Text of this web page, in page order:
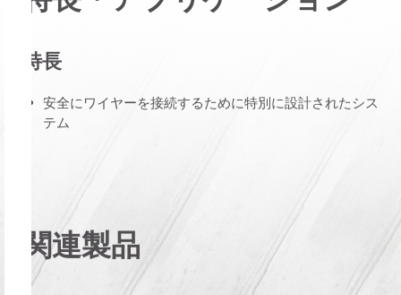
特長
安全にワイヤーを接続するために特別に設計されたシス
テム
関連製品